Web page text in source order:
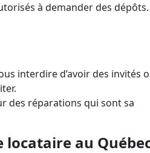
à demander des dépôts.
interdire d’avoir des invités
des réparations qui sont sa
au